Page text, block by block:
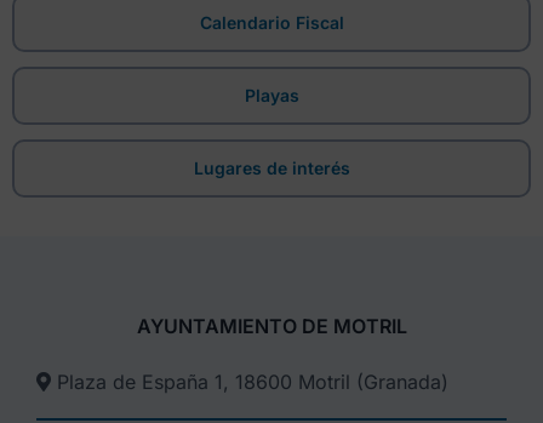
Calendario Fiscal
Playas
Lugares de interés
AYUNTAMIENTO DE MOTRIL
Plaza de España 1, 18600 Motril (Granada)​